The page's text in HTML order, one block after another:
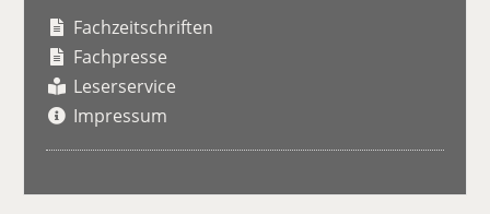
Fachzeitschriften
Fachpresse
Leserservice
Impressum